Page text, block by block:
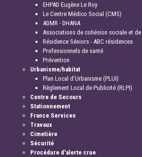
EHPAD Eugène Le Roy
Le Centre Médico Social (CMS)
ADMR - DHANA
Associations de cohésion sociale et
Résidence Séniors - ABC résidences
Professionnels de santé
Prévention
Urbanisme/habitat
Plan Local d'Urbanisme (PLUI)
Règlement Local de Publicité (RLPI)
Centre de Secours
Stationnement
France Services
Travaux
Cimetière
Sécurité
Procédure d'alerte crue